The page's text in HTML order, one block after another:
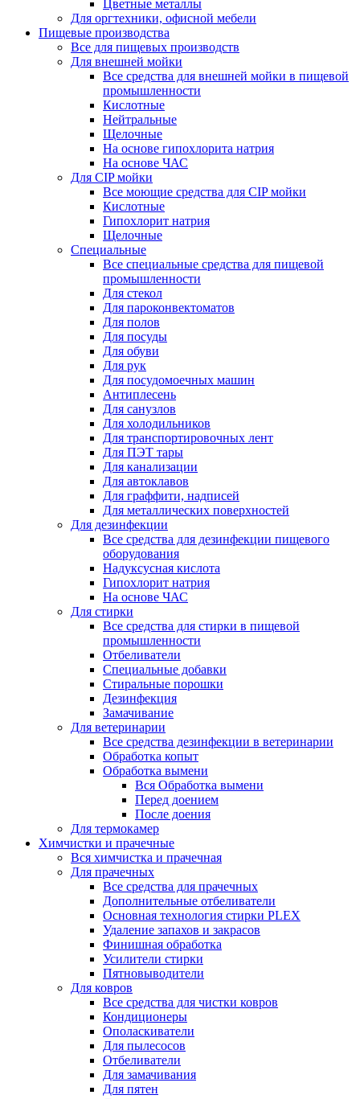
Цветные металлы
Для оргтехники, офисной мебели
Пищевые производства
Все для пищевых производств
Для внешней мойки
Все средства для внешней мойки в пищевой
промышленности
Кислотные
Нейтральные
Щелочные
На основе гипохлорита натрия
На основе ЧАС
Для CIP мойки
Все моющие средства для CIP мойки
Кислотные
Гипохлорит натрия
Щелочные
Специальные
Все специальные средства для пищевой
промышленности
Для стекол
Для пароконвектоматов
Для полов
Для посуды
Для обуви
Для рук
Для посудомоечных машин
Антиплесень
Для санузлов
Для холодильников
Для транспортировочных лент
Для ПЭТ тары
Для канализации
Для автоклавов
Для граффити, надписей
Для металлических поверхностей
Для дезинфекции
Все средства для дезинфекции пищевого
оборудования
Надуксусная кислота
Гипохлорит натрия
На основе ЧАС
Для стирки
Все средства для стирки в пищевой
промышленности
Отбеливатели
Специальные добавки
Стиральные порошки
Дезинфекция
Замачивание
Для ветеринарии
Все средства дезинфекции в ветеринарии
Обработка копыт
Обработка вымени
Вся Обработка вымени
Перед доением
После доения
Для термокамер
Химчистки и прачечные
Вся химчистка и прачечная
Для прачечных
Все средства для прачечных
Дополнительные отбеливатели
Основная технология стирки PLEX
Удаление запахов и закрасов
Финишная обработка
Усилители стирки
Пятновыводители
Для ковров
Все средства для чистки ковров
Кондиционеры
Ополаскиватели
Для пылесосов
Отбеливатели
Для замачивания
Для пятен